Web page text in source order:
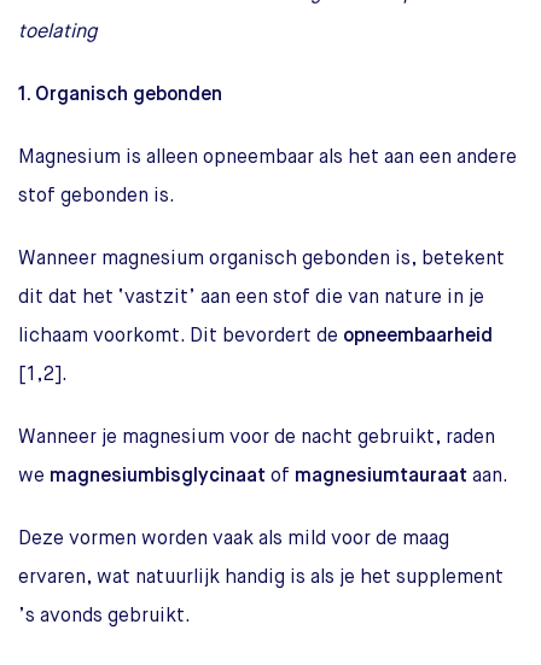
toelating
1. Organisch gebonden
Magnesium is alleen opneembaar als het aan een andere
stof gebonden is.
Wanneer magnesium organisch gebonden is, betekent
dit dat het ‘vastzit’ aan een stof die van nature in je
lichaam voorkomt. Dit bevordert de opneembaarheid
[1,2].
Wanneer je magnesium voor de nacht gebruikt, raden
we magnesiumbisglycinaat of magnesiumtauraat aan.
Deze vormen worden vaak als mild voor de maag
ervaren, wat natuurlijk handig is als je het supplement
’s avonds gebruikt.